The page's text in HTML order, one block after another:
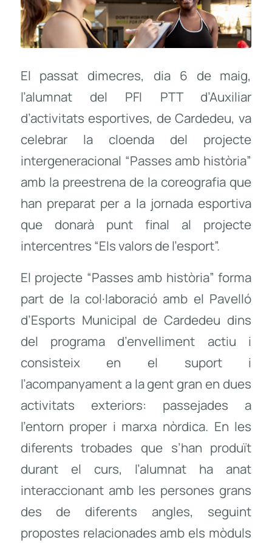
El passat dimecres, dia 6 de maig,
l’alumnat del PFI PTT d’Auxiliar
d’activitats esportives, de Cardedeu, va
celebrar la cloenda del projecte
intergeneracional “Passes amb història”
amb la preestrena de la coreografia que
han preparat per a la jornada esportiva
que donarà punt final al projecte
intercentres “Els valors de l’esport”.
El projecte “Passes amb història” forma
part de la col·laboració amb el Pavelló
d’Esports Municipal de Cardedeu dins
del programa d’envelliment actiu i
consisteix en el suport i
l’acompanyament a la gent gran en dues
activitats exteriors: passejades a
l’entorn proper i marxa nòrdica. En les
diferents trobades que s’han produït
durant el curs, l’alumnat ha anat
interaccionant amb les persones grans
des de diferents angles, seguint
propostes relacionades amb els mòduls